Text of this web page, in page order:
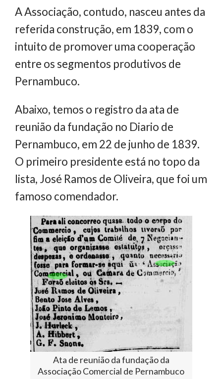
A Associação, contudo, nasceu antes da
referida construção, em 1839, com o
intuito de promover uma cooperação
entre os segmentos produtivos de
Pernambuco.
Abaixo, temos o registro da ata de
reunião da fundação no Diario de
Pernambuco, em 22 de junho de 1839.
O primeiro presidente está no topo da
lista, José Ramos de Oliveira, que foi um
famoso comendador.
Ata de reunião da fundação da
Associação Comercial de Pernambuco